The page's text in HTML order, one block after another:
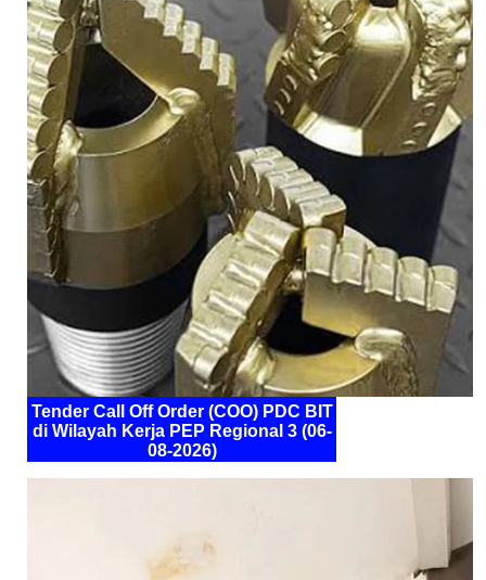
Tender Call Off Order (COO) PDC BIT
di Wilayah Kerja PEP Regional 3 (06-
08-2026)